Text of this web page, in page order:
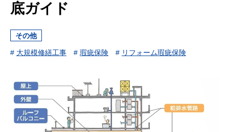
底ガイド
その他
# 大規模修繕工事 # 瑕疵保険 # リフォーム瑕疵保険